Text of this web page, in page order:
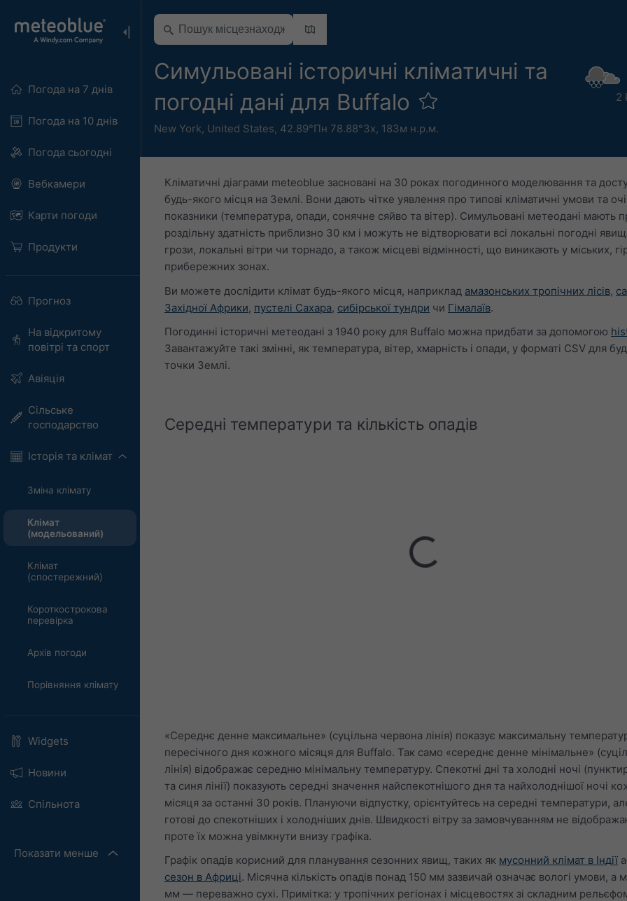
Погода на 7 днів
Погода на 10 днів
Погода сьогодні
Вебкамери
Карти погоди
Продукти
Прогноз
На відкритому
повітрі та спорт
Авіяція
Сільське
господарство
Історія та клімат
Зміна клімату
Клімат
(модельований)
Клімат
(спостережний)
Короткострокова
перевірка
Архів погоди
Порівняння клімату
Widgets
Новини
Спільнота
Показати менше
Симульовані історичні кліматичні та
погодні дані для Buffalo
New York, United States, 42.89°Пн 78.88°Зх, 183м н.р.м.
2
Кліматичні діаграми meteoblue засновані на 30 роках погодинного моделювання та
будь-якого місця на Землі. Вони дають чітке уявлення про типові кліматичні умови та
показники (температура, опади, сонячне сяйво та вітер). Симульовані метеодані мають
роздільну здатність приблизно 30 км і можуть не відтворювати всі локальні погодні
грози, локальні вітри чи торнадо, а також місцеві відмінності, що виникають у міських,
прибережних зонах.
Ви можете дослідити клімат будь-якого місця, наприклад амазонських тропічних лісів,
Західної Африки, пустелі Сахара, сибірської тундри чи Гімалаїв.
Погодинні історичні метеодані з 1940 року для Buffalo можна придбати за допомогою
Завантажуйте такі змінні, як температура, вітер, хмарність і опади, у форматі CSV для
точки Землі.
Середні температури та кількість опадів
«Середнє денне максимальне» (суцільна червона лінія) показує максимальну
пересічного дня кожного місяця для Buffalo. Так само «середнє денне мінімальне»
лінія) відображає середню мінімальну температуру. Спекотні дні та холодні ночі
та синя лінії) показують середні значення найспекотнішого дня та найхолоднішої ночі
місяця за останні 30 років. Плануючи відпустку, орієнтуйтесь на середні температури,
готові до спекотніших і холодніших днів. Швидкості вітру за замовчуванням не
проте їх можна увімкнути внизу графіка.
Графік опадів корисний для планування сезонних явищ, таких як мусонний клімат в Індії
сезон в Африці. Місячна кількість опадів понад 150 мм зазвичай означає вологі умови, а
мм — переважно сухі. Примітка: у тропічних регіонах і місцевостях зі складним